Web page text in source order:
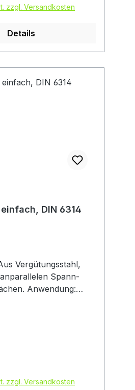
zzgl. Versandkosten
Details
DIN 6314
Vergütungsstahl,
Spann-
zzgl. Versandkosten